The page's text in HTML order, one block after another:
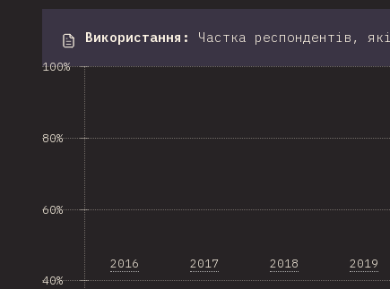
Використання : Частка респондентів,
40%
60%
80%
100%
2016 2017 2018 2019